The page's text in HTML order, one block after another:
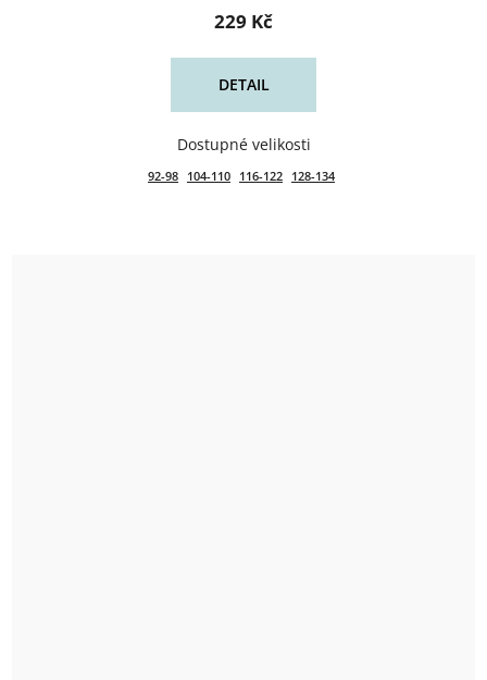
229 Kč
DETAIL
92-98 104-110 116-122 128-134